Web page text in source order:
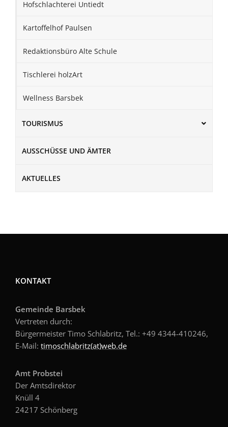
Hofschlachterei Untiedt
Kartoffelhof Paulsen
Redaktionsbüro Alte Schule
Tischlerei holzArt
Wellness Barsbek
TOURISMUS
AUSSCHÜSSE UND ÄMTER
AKTUELLES
KONTAKT
Gemeinde Barsbek
Vertreten durch:
Bürgermeister Timo Schlabritz, Tel.: +49 4344-410246,
E-Mail: timoschlabritz(at)web.de
Amt Probstei
Der Amtsdirektor
Knüll 4
24217 Schönberg